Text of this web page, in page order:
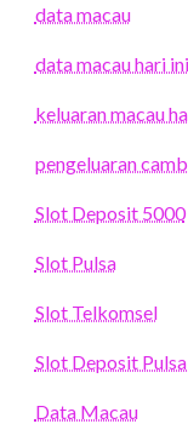
data macau
data macau hari ini
keluaran macau
pengeluaran
Slot Deposit 5000
Slot Pulsa
Slot Telkomsel
Slot Deposit
Data Macau